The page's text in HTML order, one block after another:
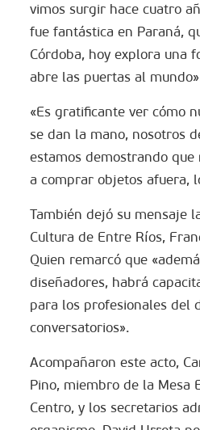
vimos surgir hace cuatro
fue fantástica en Paraná,
Córdoba, hoy explora una
abre las puertas al
«Es gratificante ver cómo
se dan la mano, nosotros
estamos demostrando
a comprar objetos afuera,
También dejó su mensaje
Cultura de Entre Ríos,
Quien remarcó que
diseñadores, habrá
para los profesionales del
conversatorios».
Acompañaron este acto,
Pino, miembro de la Mesa
Centro, y los secretarios